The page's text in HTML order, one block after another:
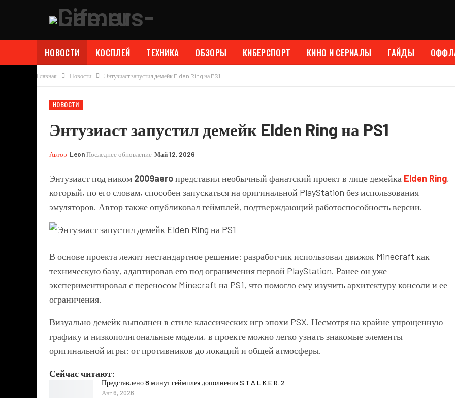
НОВОСТИ КОСПЛЕЙ ТЕХНИКА ОБЗОРЫ КИБЕРСПОРТ КИНО И СЕРИАЛЫ ГАЙДЫ
Главная Новости Энтузиаст запустил демейк Elden Ring на PS1
НОВОСТИ
Энтузиаст запустил демейк Elden Ring на PS1
Автор LeonПоследнее обновление Май 12, 2026
Энтузиаст под ником 2009aeroпредставил необычный фанатский проект в лице демейка Elden Ring,
который, по его словам, способен запускаться на оригинальной PlayStation без использования
эмуляторов. Автор также опубликовал геймплей, подтверждающий работоспособность версии.
В основе проекта лежит нестандартное решение: разработчик использовал движок Minecraft как
техническую базу, адаптировав его под ограничения первой PlayStation. Ранее он уже
экспериментировал с переносом Minecraft на PS1, что помогло ему изучить архитектуру консоли и ее
ограничения.
Визуально демейк выполнен в стиле классических игр эпохи PSX. Несмотря на крайне упрощенную
графику и низкополигональные модели, в проекте можно легко узнать знакомые элементы
оригинальной игры: от противников до локаций и общей атмосферы.
Сейчас читают:
Представлено 8 минут геймплея дополнения S.T.A.L.K.E.R. 2
Авг 6, 2026